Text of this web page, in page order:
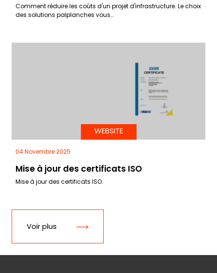
Comment réduire les coûts d'un projet d'infrastructure. Le choix
des solutions palplanches vous…
WEBSITE
04 Novembre 2025
Mise à jour des certificats ISO
Mise à jour des certificats ISO.
Voir plus